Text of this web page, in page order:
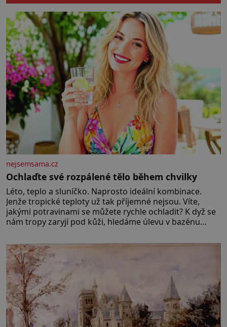
„pravých“ živoucích trpaslíků
konče. Dokonce jsou tu i první
inkubátory. I s předčasně
narozenými dětmi! Novorozenci,
umístění ve zdejším zařízení, jsou
[…]
nejsemsama.cz
Ochlaďte své rozpálené tělo během chvilky
Léto, teplo a sluníčko. Naprosto ideální kombinace.
Jenže tropické teploty už tak příjemné nejsou. Víte,
jakými potravinami se můžete rychle ochladit? K dyž se
nám tropy zaryjí pod kůži, hledáme úlevu v bazénu
v jejich blízkosti. Nemusíte však zoufat. Pokud budete
mít promyšlený jídelníček, žadné pařáky si na vás